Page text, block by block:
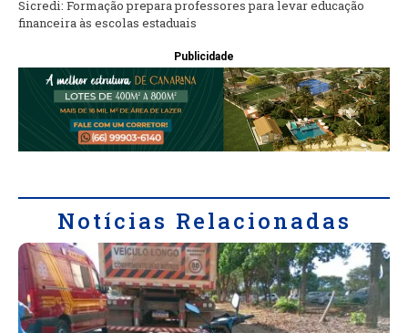
Sicredi: Formação prepara professores para levar educação
financeira às escolas estaduais
Publicidade
Notícias Relacionadas